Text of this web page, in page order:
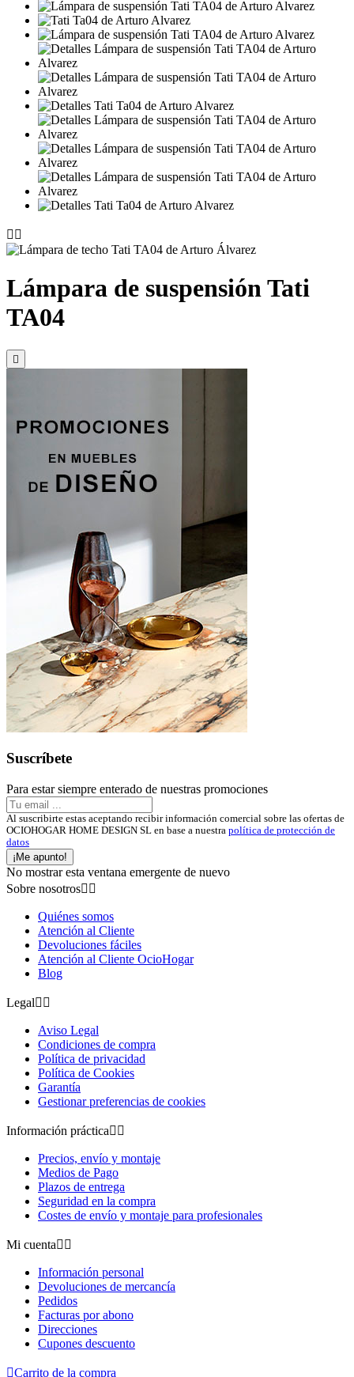
 
Lámpara de suspensión Tati
TA04

Suscríbete
Para estar siempre enterado de nuestras promociones
Al suscribirte estas aceptando recibir información comercial sobre las ofertas de
OCIOHOGAR HOME DESIGN SL en base a nuestra política de protección de
datos
¡Me apunto!
No mostrar esta ventana emergente de nuevo
Sobre nosotros 
Quiénes somos
Atención al Cliente
Devoluciones fáciles
Atención al Cliente OcioHogar
Blog
Legal 
Aviso Legal
Condiciones de compra
Política de privacidad
Política de Cookies
Garantía
Gestionar preferencias de cookies
Información práctica 
Precios, envío y montaje
Medios de Pago
Plazos de entrega
Seguridad en la compra
Costes de envío y montaje para profesionales
Mi cuenta 
Información personal
Devoluciones de mercancía
Pedidos
Facturas por abono
Direcciones
Cupones descuento
Carrito de la compra